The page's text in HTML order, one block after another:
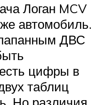
Логан MCV
автомобиль.
ДВС
цифры в
таблиц